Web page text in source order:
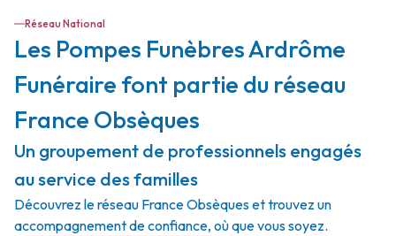
Réseau National
Les Pompes Funèbres Ardrôme
Funéraire font partie du réseau
France Obsèques
Un groupement de professionnels engagés
au service des familles
Découvrez le réseau France Obsèques et trouvez un
accompagnement de confiance, où que vous soyez.